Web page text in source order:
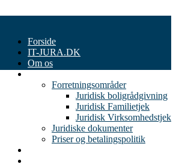
Forside
IT-JURA.DK
Om os
Forretningsområder
Juridisk boligrådgivning
Juridisk Familietjek
Juridisk Virksomhedstjek
Juridiske dokumenter
Priser og betalingspolitik